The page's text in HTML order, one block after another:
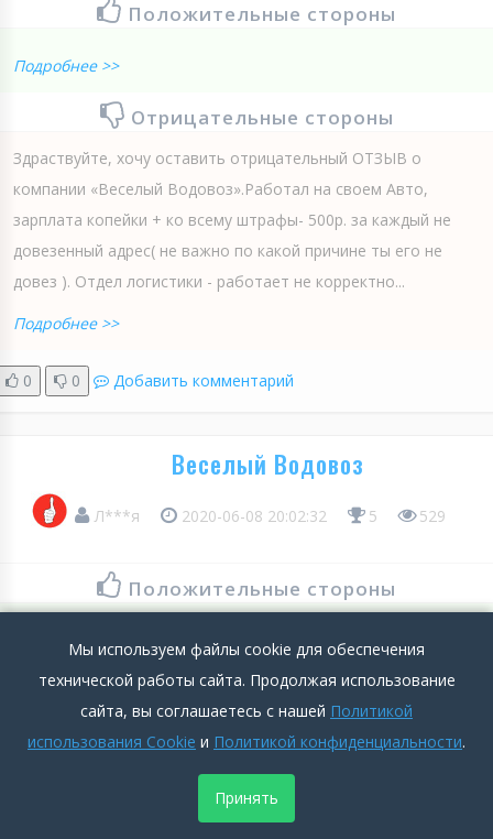
Положительные стороны
Подробнее >>
Отрицательные стороны
Здраствуйте, хочу оставить отрицательный ОТЗЫВ о
компании «Веселый Водовоз».Работал на своем Авто,
зарплата копейки + ко всему штрафы- 500р. за каждый не
довезенный адрес( не важно по какой причине ты его не
довез ). Отдел логистики - работает не корректно...
Подробнее >>
0 0 Добавить комментарий
Веселый Водовоз
Л***я 2020-06-08 20:02:32 5 529
Положительные стороны
условиях. без пыли и вреда для здоровья. компьютер у меня
новый, не то, что на старой работе. тут следят за
техникой,...
Отрицательные стороны
Мы используем файлы cookie для обеспечения
технической работы сайта. Продолжая использование
сайта, вы соглашаетесь с нашей Политикой
использования Cookie и Политикой конфиденциальности.
Принять